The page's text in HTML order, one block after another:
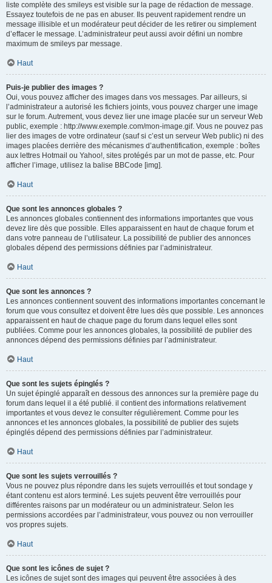
liste complète des smileys est visible sur la page de rédaction de message.
Essayez toutefois de ne pas en abuser. Ils peuvent rapidement rendre un
message illisible et un modérateur peut décider de les retirer ou simplement
d’effacer le message. L’administrateur peut aussi avoir défini un nombre
maximum de smileys par message.
Haut
Puis-je publier des images ?
Oui, vous pouvez afficher des images dans vos messages. Par ailleurs, si
l’administrateur a autorisé les fichiers joints, vous pouvez charger une image
sur le forum. Autrement, vous devez lier une image placée sur un serveur Web
public, exemple : http://www.exemple.com/mon-image.gif. Vous ne pouvez pas
lier des images de votre ordinateur (sauf si c’est un serveur Web public) ni des
images placées derrière des mécanismes d’authentification, exemple : boîtes
aux lettres Hotmail ou Yahoo!, sites protégés par un mot de passe, etc. Pour
afficher l’image, utilisez la balise BBCode [img].
Haut
Que sont les annonces globales ?
Les annonces globales contiennent des informations importantes que vous
devez lire dès que possible. Elles apparaissent en haut de chaque forum et
dans votre panneau de l’utilisateur. La possibilité de publier des annonces
globales dépend des permissions définies par l’administrateur.
Haut
Que sont les annonces ?
Les annonces contiennent souvent des informations importantes concernant le
forum que vous consultez et doivent être lues dès que possible. Les annonces
apparaissent en haut de chaque page du forum dans lequel elles sont
publiées. Comme pour les annonces globales, la possibilité de publier des
annonces dépend des permissions définies par l’administrateur.
Haut
Que sont les sujets épinglés ?
Un sujet épinglé apparaît en dessous des annonces sur la première page du
forum dans lequel il a été publié. il contient des informations relativement
importantes et vous devez le consulter régulièrement. Comme pour les
annonces et les annonces globales, la possibilité de publier des sujets
épinglés dépend des permissions définies par l’administrateur.
Haut
Que sont les sujets verrouillés ?
Vous ne pouvez plus répondre dans les sujets verrouillés et tout sondage y
étant contenu est alors terminé. Les sujets peuvent être verrouillés pour
différentes raisons par un modérateur ou un administrateur. Selon les
permissions accordées par l’administrateur, vous pouvez ou non verrouiller
vos propres sujets.
Haut
Que sont les icônes de sujet ?
Les icônes de sujet sont des images qui peuvent être associées à des